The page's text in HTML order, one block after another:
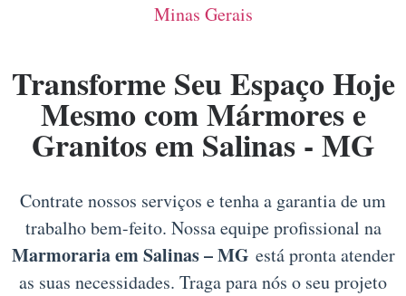
Minas Gerais
Transforme Seu Espaço Hoje
Mesmo com Mármores e
Granitos em Salinas - MG
Contrate nossos serviços e tenha a garantia de um
trabalho bem-feito. Nossa equipe profissional na
Marmoraria em Salinas – MG está pronta atender
as suas necessidades. Traga para nós o seu projeto